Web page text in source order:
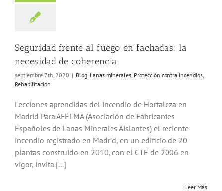
Seguridad frente al fuego en fachadas: la
necesidad de coherencia
septiembre 7th, 2020 | Blog Lanas minerales Protección contra incendios
Rehabilitación
Lecciones aprendidas del incendio de Hortaleza en
Madrid Para AFELMA (Asociación de Fabricantes
Españoles de Lanas Minerales Aislantes) el reciente
incendio registrado en Madrid, en un edificio de 20
plantas construido en 2010, con el CTE de 2006 en
vigor, invita [...]
Leer Más